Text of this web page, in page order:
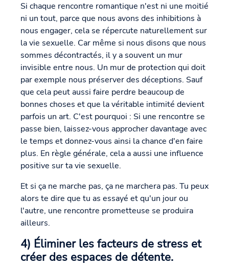
Si chaque rencontre romantique n'est ni une moitié
ni un tout, parce que nous avons des inhibitions à
nous engager, cela se répercute naturellement sur
la vie sexuelle. Car même si nous disons que nous
sommes décontractés, il y a souvent un mur
invisible entre nous. Un mur de protection qui doit
par exemple nous préserver des déceptions. Sauf
que cela peut aussi faire perdre beaucoup de
bonnes choses et que la véritable intimité devient
parfois un art. C'est pourquoi : Si une rencontre se
passe bien, laissez-vous approcher davantage avec
le temps et donnez-vous ainsi la chance d'en faire
plus. En règle générale, cela a aussi une influence
positive sur ta vie sexuelle.
Et si ça ne marche pas, ça ne marchera pas. Tu peux
alors te dire que tu as essayé et qu'un jour ou
l'autre, une rencontre prometteuse se produira
ailleurs.
4) Éliminer les facteurs de stress et
créer des espaces de détente.